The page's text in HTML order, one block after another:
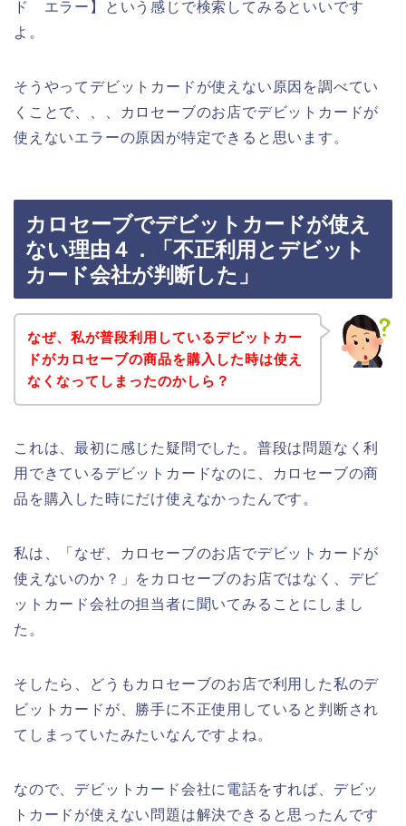
ド エラー】という感じで検索してみるといいです
よ。
そうやってデビットカードが使えない原因を調べてい
くことで、、、カロセーブのお店でデビットカードが
使えないエラーの原因が特定できると思います。
カロセーブでデビットカードが使え
ない理由４．「不正利用とデビット
カード会社が判断した」
なぜ、私が普段利用しているデビットカー
ドがカロセーブの商品を購入した時は使え
なくなってしまったのかしら？
これは、最初に感じた疑問でした。普段は問題なく利
用できているデビットカードなのに、カロセーブの商
品を購入した時にだけ使えなかったんです。
私は、「なぜ、カロセーブのお店でデビットカードが
使えないのか？」をカロセーブのお店ではなく、デビ
ットカード会社の担当者に聞いてみることにしまし
た。
そしたら、どうもカロセーブのお店で利用した私のデ
ビットカードが、勝手に不正使用していると判断され
てしまっていたみたいなんですよね。
なので、デビットカード会社に電話をすれば、デビッ
トカードが使えない問題は解決できると思ったんです